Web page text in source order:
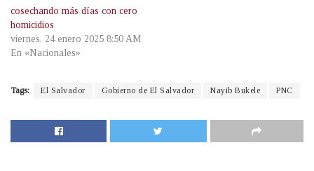
cosechando más días con cero
homicidios
viernes, 24 enero 2025 8:50 AM
En «Nacionales»
Tags: El Salvador Gobierno de El Salvador Nayib Bukele PNC